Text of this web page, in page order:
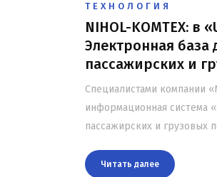
ТЕХНОЛОГИЯ
NIHOL-KOMTEX: в
Электронная
пассажирских и
Специалистами компании
информационная система
пассажирских и грузовых
Читать далee